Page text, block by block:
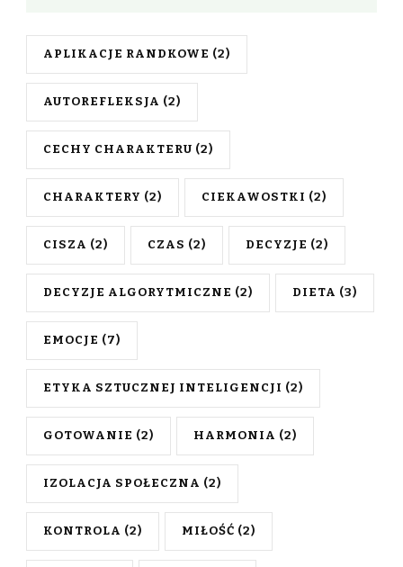
APLIKACJE RANDKOWE (2)
AUTOREFLEKSJA (2)
CECHY CHARAKTERU (2)
CHARAKTERY (2) CIEKAWOSTKI (2)
CISZA (2) CZAS (2) DECYZJE (2)
DECYZJE ALGORYTMICZNE (2) DIETA (3)
EMOCJE (7)
ETYKA SZTUCZNEJ INTELIGENCJI (2)
GOTOWANIE (2) HARMONIA (2)
IZOLACJA SPOŁECZNA (2)
KONTROLA (2) MIŁOŚĆ (2)